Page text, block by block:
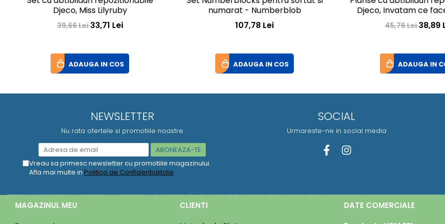
Djeco, Miss Lilyruby
39,66 Lei33,71 Lei
ADAUGA IN COS
numarat - Numberblob
107,78 Lei
ADAUGA IN COS
Djeco, Invatam ce
45,76 Lei38,89
ADAUGA IN
NEWSLETTER
Nu rata ofertele si promotiile noastre
Vreau sa primesc newsletter cu promotiile magazinului.
Afla mai multe in Politica de Confidentialitate
SOCIAL
Urmareste-ne in social media
MAGAZINUL MEU
CLIENTI
DATE COMERCIALE